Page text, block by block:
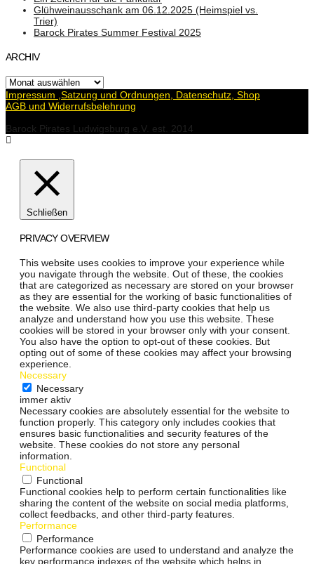
Glühweinausschank am 06.12.2025 (Heimspiel vs.
Trier)
Barock Pirates Summer Festival 2025
ARCHIV
Archiv
Impressum ,Satzung und Ordnungen, Datenschutz, Shop
AGB und Widerrufsbelehrung
Barock Pirates Ludwigsburg e.V. est. 2014
Schließen
PRIVACY OVERVIEW
This website uses cookies to improve your experience while
you navigate through the website. Out of these, the cookies
that are categorized as necessary are stored on your browser
as they are essential for the working of basic functionalities of
the website. We also use third-party cookies that help us
analyze and understand how you use this website. These
cookies will be stored in your browser only with your consent.
You also have the option to opt-out of these cookies. But
opting out of some of these cookies may affect your browsing
experience.
Necessary
Necessary
immer aktiv
Necessary cookies are absolutely essential for the website to
function properly. This category only includes cookies that
ensures basic functionalities and security features of the
website. These cookies do not store any personal
information.
Functional
Functional
Functional cookies help to perform certain functionalities like
sharing the content of the website on social media platforms,
collect feedbacks, and other third-party features.
Performance
Performance
Performance cookies are used to understand and analyze the
key performance indexes of the website which helps in